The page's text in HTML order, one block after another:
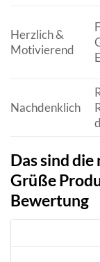
Herzlich &
Motivierend
Nachdenklich
Das sind
Grüße
Bewertung